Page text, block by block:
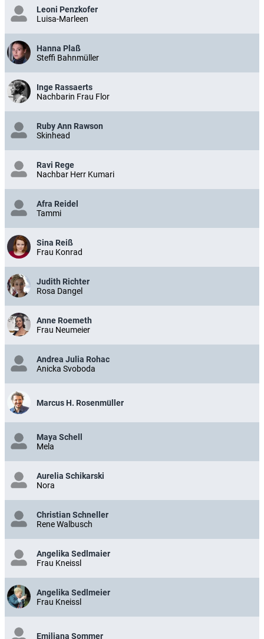
Leoni Penzkofer
Luisa-Marleen
Hanna Plaß
Steffi Bahnmüller
Inge Rassaerts
Nachbarin Frau Flor
Ruby Ann Rawson
Skinhead
Ravi Rege
Nachbar Herr Kumari
Afra Reidel
Tammi
Sina Reiß
Frau Konrad
Judith Richter
Rosa Dangel
Anne Roemeth
Frau Neumeier
Andrea Julia Rohac
Anicka Svoboda
Marcus H. Rosenmüller
Maya Schell
Mela
Aurelia Schikarski
Nora
Christian Schneller
Rene Walbusch
Angelika Sedlmaier
Frau Kneissl
Angelika Sedlmeier
Frau Kneissl
Emiliana Sommer